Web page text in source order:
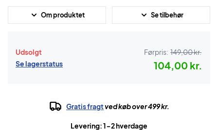
Om produktet Se tilbehør
Udsolgt
Se lagerstatus
Førpris: 149,00 kr.
104,00 kr.
Gratis fragtved køb over 499 kr.
Levering: 1-2 hverdage